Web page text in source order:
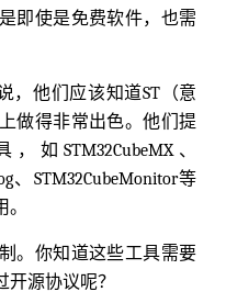
即使是免费软件，也需
，他们应该知道ST（意
做得非常出色。他们提
STM32CubeMX、
、STM32CubeMonitor等
。你知道这些工具需要
源协议呢？